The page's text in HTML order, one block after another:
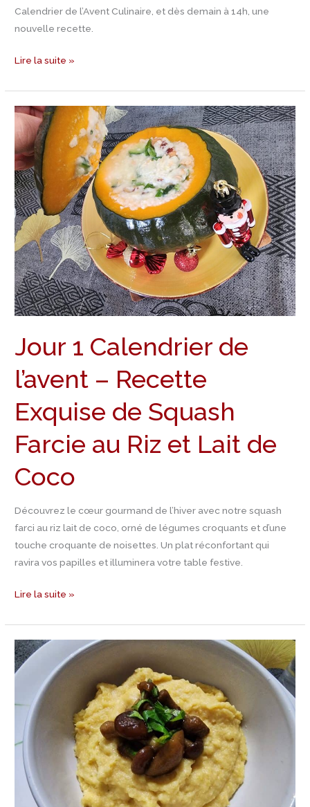
Calendrier de l’Avent Culinaire, et dès demain à 14h, une
nouvelle recette.
Lire la suite »
Jour 1 Calendrier de
l’avent – Recette
Exquise de Squash
Farcie au Riz et Lait de
Coco
Découvrez le cœur gourmand de l’hiver avec notre squash
farci au riz lait de coco, orné de légumes croquants et d’une
touche croquante de noisettes. Un plat réconfortant qui
ravira vos papilles et illuminera votre table festive.
Jour
Calendrier
de
l’avent
–
Recette
Exquise
de
Squash
Farcie
au
et
Lait
de
Coco
Lire la suite »
Recette
Polenta
potimarron